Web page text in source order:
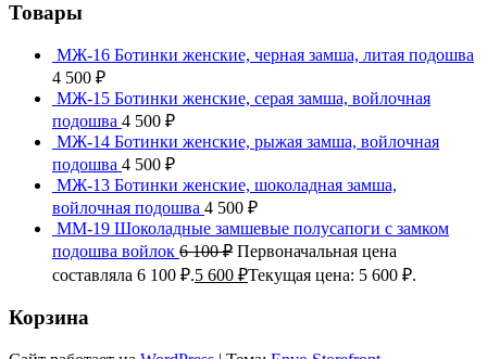
Товары
МЖ-16 Ботинки женские, черная замша, литая подошва
4 500 ₽
МЖ-15 Ботинки женские, серая замша, войлочная
подошва 4 500 ₽
МЖ-14 Ботинки женские, рыжая замша, войлочная
подошва 4 500 ₽
МЖ-13 Ботинки женские, шоколадная замша,
войлочная подошва 4 500 ₽
ММ-19 Шоколадные замшевые полусапоги с замком
подошва войлок 6 100₽ Первоначальная цена
составляла 6 100 ₽.5 600 ₽Текущая цена: 5 600 ₽.
Корзина